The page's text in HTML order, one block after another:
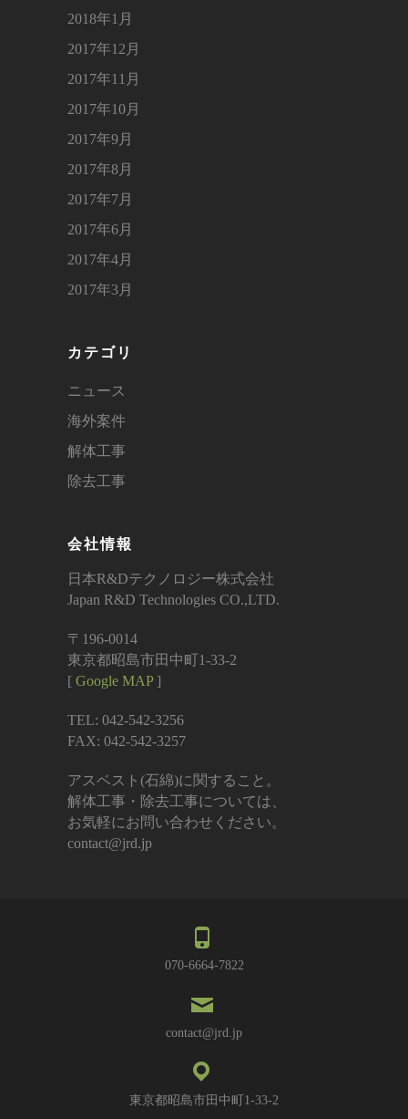
2018年1月
2017年12月
2017年11月
2017年10月
2017年9月
2017年8月
2017年7月
2017年6月
2017年4月
2017年3月
カテゴリ
ニュース
海外案件
解体工事
除去工事
会社情報
日本R&Dテクノロジー株式会社
Japan R&D Technologies CO.,LTD.
〒196-0014
東京都昭島市田中町1-33-2
[ Google MAP]
TEL: 042-542-3256
FAX: 042-542-3257
アスベスト(石綿)に関すること。
解体工事・除去工事については、
お気軽にお問い合わせください。
contact@jrd.jp
070-6664-7822
contact@jrd.jp
東京都昭島市田中町1-33-2